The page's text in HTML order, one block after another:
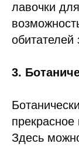
лавочки
обитателей
3.
Здесь